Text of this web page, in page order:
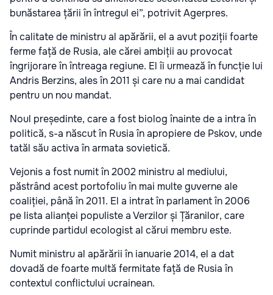
bunăstarea țării în întregul ei”, potrivit Agerpres.
În calitate de ministru al apărării, el a avut poziții foarte
ferme față de Rusia, ale cărei ambiții au provocat
îngrijorare în întreaga regiune. El îi urmează în funcție lui
Andris Berzins, ales în 2011 și care nu a mai candidat
pentru un nou mandat.
Noul președinte, care a fost biolog înainte de a intra în
politică, s-a născut în Rusia în apropiere de Pskov, unde
tatăl său activa în armata sovietică.
Vejonis a fost numit în 2002 ministru al mediului,
păstrând acest portofoliu în mai multe guverne ale
coaliției, până în 2011. El a intrat în parlament în 2006
pe lista alianței populiste a Verzilor și Țăranilor, care
cuprinde partidul ecologist al cărui membru este.
Numit ministru al apărării în ianuarie 2014, el a dat
dovadă de foarte multă fermitate față de Rusia în
contextul conflictului ucrainean.